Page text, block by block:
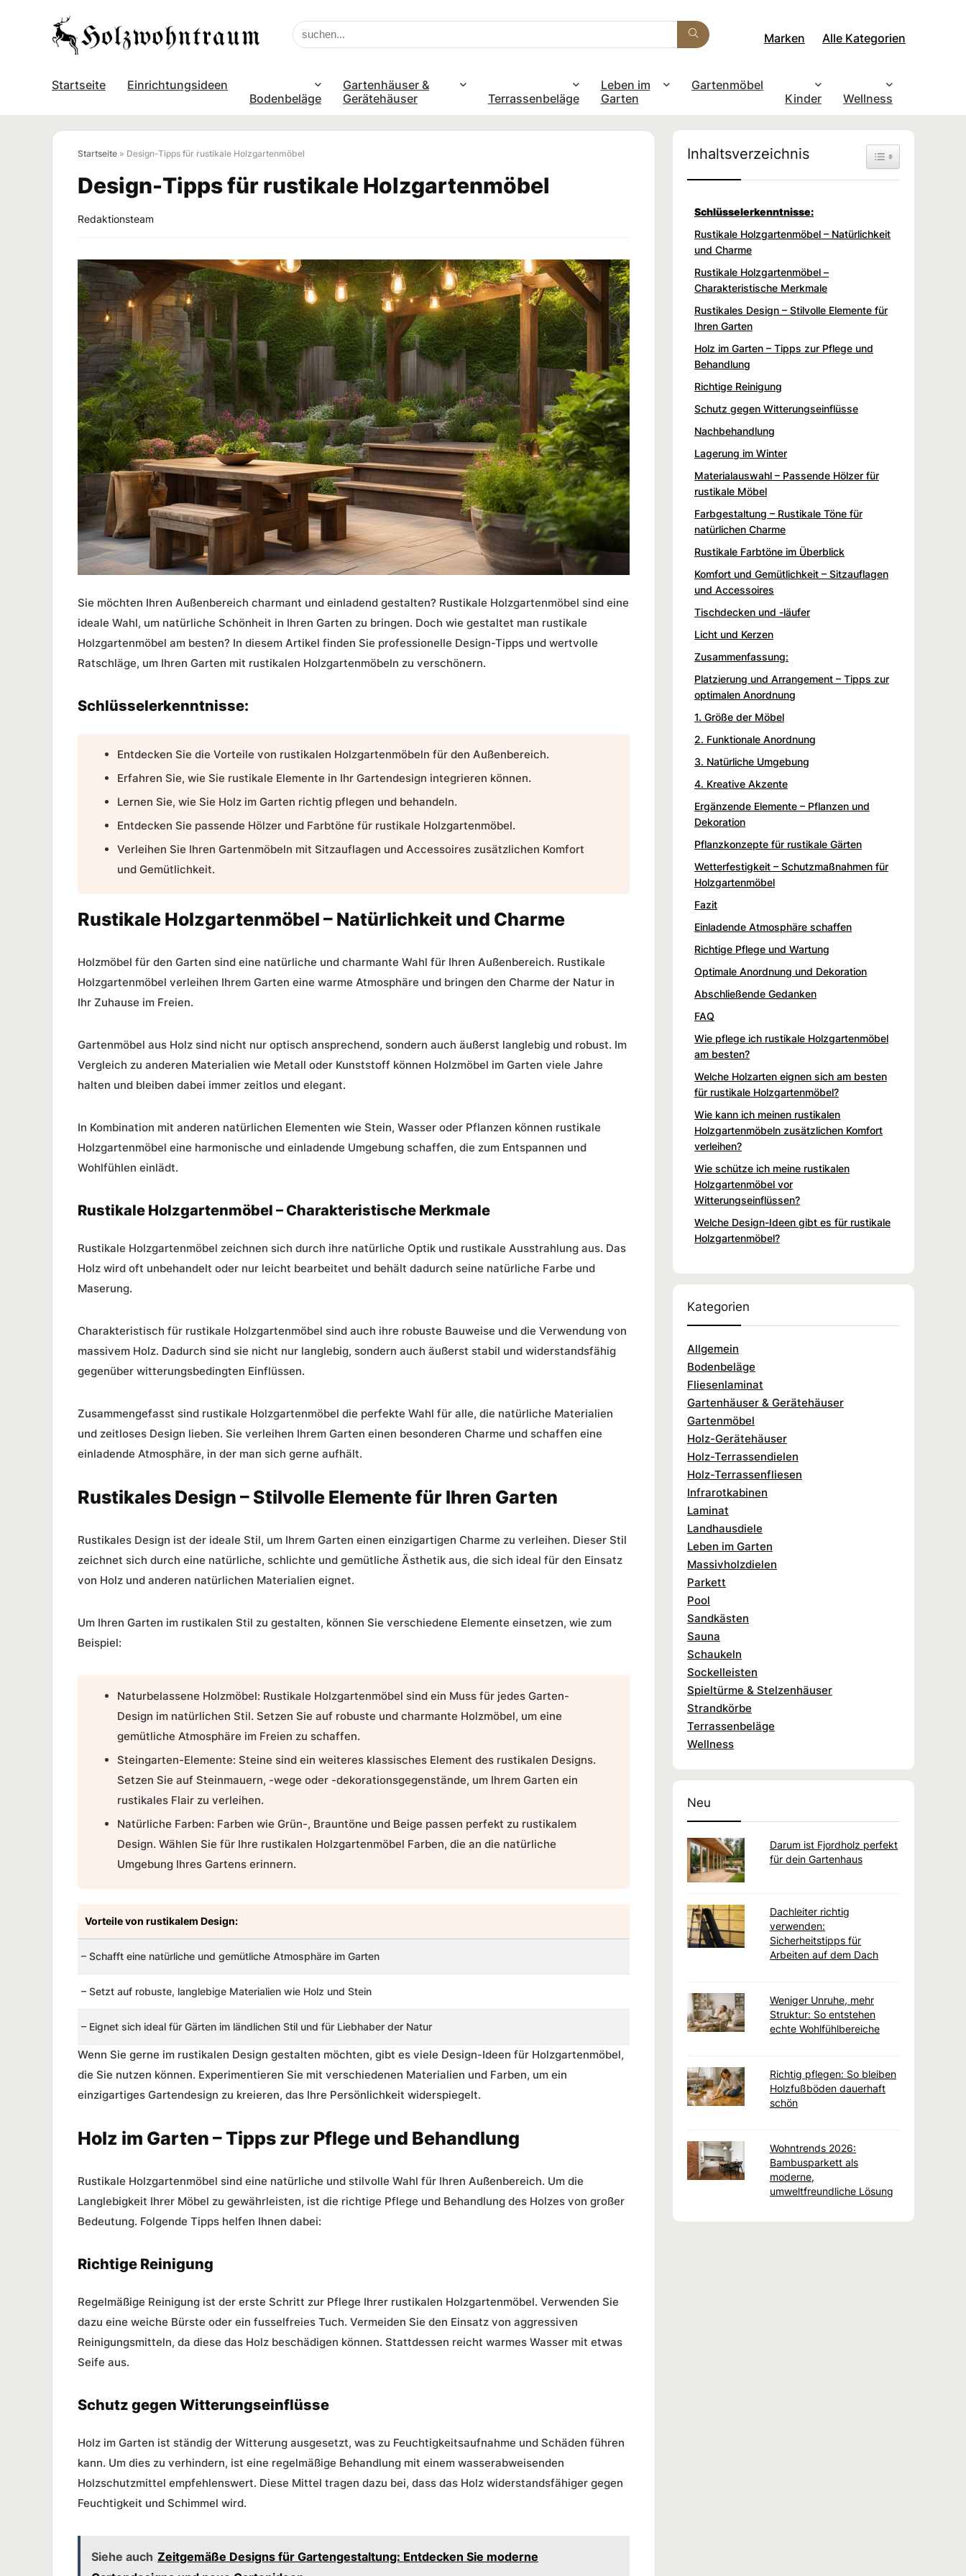
Marken Alle Kategorien
Startseite
Einrichtungsideen
Bodenbeläge
Gartenhäuser &
Gerätehäuser
Terrassenbeläge
Leben im
Garten
Gartenmöbel
Kinder
Wellness
Startseite » Design-Tipps für rustikale Holzgartenmöbel
Design-Tipps für rustikale Holzgartenmöbel
Redaktionsteam
Sie möchten Ihren Außenbereich charmant und einladend gestalten? Rustikale Holzgartenmöbel sind eine
ideale Wahl, um natürliche Schönheit in Ihren Garten zu bringen. Doch wie gestaltet man rustikale
Holzgartenmöbel am besten? In diesem Artikel finden Sie professionelle Design-Tipps und wertvolle
Ratschläge, um Ihren Garten mit rustikalen Holzgartenmöbeln zu verschönern.
Schlüsselerkenntnisse:
Entdecken Sie die Vorteile von rustikalen Holzgartenmöbeln für den Außenbereich.
Erfahren Sie, wie Sie rustikale Elemente in Ihr Gartendesign integrieren können.
Lernen Sie, wie Sie Holz im Garten richtig pflegen und behandeln.
Entdecken Sie passende Hölzer und Farbtöne für rustikale Holzgartenmöbel.
Verleihen Sie Ihren Gartenmöbeln mit Sitzauflagen und Accessoires zusätzlichen Komfort
und Gemütlichkeit.
Rustikale Holzgartenmöbel – Natürlichkeit und Charme
Holzmöbel für den Garten sind eine natürliche und charmante Wahl für Ihren Außenbereich. Rustikale
Holzgartenmöbel verleihen Ihrem Garten eine warme Atmosphäre und bringen den Charme der Natur in
Ihr Zuhause im Freien.
Gartenmöbel aus Holz sind nicht nur optisch ansprechend, sondern auch äußerst langlebig und robust. Im
Vergleich zu anderen Materialien wie Metall oder Kunststoff können Holzmöbel im Garten viele Jahre
halten und bleiben dabei immer zeitlos und elegant.
In Kombination mit anderen natürlichen Elementen wie Stein, Wasser oder Pflanzen können rustikale
Holzgartenmöbel eine harmonische und einladende Umgebung schaffen, die zum Entspannen und
Wohlfühlen einlädt.
Rustikale Holzgartenmöbel – Charakteristische Merkmale
Rustikale Holzgartenmöbel zeichnen sich durch ihre natürliche Optik und rustikale Ausstrahlung aus. Das
Holz wird oft unbehandelt oder nur leicht bearbeitet und behält dadurch seine natürliche Farbe und
Maserung.
Charakteristisch für rustikale Holzgartenmöbel sind auch ihre robuste Bauweise und die Verwendung von
massivem Holz. Dadurch sind sie nicht nur langlebig, sondern auch äußerst stabil und widerstandsfähig
gegenüber witterungsbedingten Einflüssen.
Zusammengefasst sind rustikale Holzgartenmöbel die perfekte Wahl für alle, die natürliche Materialien
und zeitloses Design lieben. Sie verleihen Ihrem Garten einen besonderen Charme und schaffen eine
einladende Atmosphäre, in der man sich gerne aufhält.
Rustikales Design – Stilvolle Elemente für Ihren Garten
Rustikales Design ist der ideale Stil, um Ihrem Garten einen einzigartigen Charme zu verleihen. Dieser Stil
zeichnet sich durch eine natürliche, schlichte und gemütliche Ästhetik aus, die sich ideal für den Einsatz
von Holz und anderen natürlichen Materialien eignet.
Um Ihren Garten im rustikalen Stil zu gestalten, können Sie verschiedene Elemente einsetzen, wie zum
Beispiel:
Naturbelassene Holzmöbel: Rustikale Holzgartenmöbel sind ein Muss für jedes Garten-
Design im natürlichen Stil. Setzen Sie auf robuste und charmante Holzmöbel, um eine
gemütliche Atmosphäre im Freien zu schaffen.
Steingarten-Elemente: Steine sind ein weiteres klassisches Element des rustikalen Designs.
Setzen Sie auf Steinmauern, -wege oder -dekorationsgegenstände, um Ihrem Garten ein
rustikales Flair zu verleihen.
Natürliche Farben: Farben wie Grün-, Brauntöne und Beige passen perfekt zu rustikalem
Design. Wählen Sie für Ihre rustikalen Holzgartenmöbel Farben, die an die natürliche
Umgebung Ihres Gartens erinnern.
Vorteile von rustikalem Design:
– Schafft eine natürliche und gemütliche Atmosphäre im Garten
– Setzt auf robuste, langlebige Materialien wie Holz und Stein
– Eignet sich ideal für Gärten im ländlichen Stil und für Liebhaber der Natur
Wenn Sie gerne im rustikalen Design gestalten möchten, gibt es viele Design-Ideen für Holzgartenmöbel,
die Sie nutzen können. Experimentieren Sie mit verschiedenen Materialien und Farben, um ein
einzigartiges Gartendesign zu kreieren, das Ihre Persönlichkeit widerspiegelt.
Holz im Garten – Tipps zur Pflege und Behandlung
Rustikale Holzgartenmöbel sind eine natürliche und stilvolle Wahl für Ihren Außenbereich. Um die
Langlebigkeit Ihrer Möbel zu gewährleisten, ist die richtige Pflege und Behandlung des Holzes von großer
Bedeutung. Folgende Tipps helfen Ihnen dabei:
Richtige Reinigung
Regelmäßige Reinigung ist der erste Schritt zur Pflege Ihrer rustikalen Holzgartenmöbel. Verwenden Sie
dazu eine weiche Bürste oder ein fusselfreies Tuch. Vermeiden Sie den Einsatz von aggressiven
Reinigungsmitteln, da diese das Holz beschädigen können. Stattdessen reicht warmes Wasser mit etwas
Seife aus.
Schutz gegen Witterungseinflüsse
Holz im Garten ist ständig der Witterung ausgesetzt, was zu Feuchtigkeitsaufnahme und Schäden führen
kann. Um dies zu verhindern, ist eine regelmäßige Behandlung mit einem wasserabweisenden
Holzschutzmittel empfehlenswert. Diese Mittel tragen dazu bei, dass das Holz widerstandsfähiger gegen
Feuchtigkeit und Schimmel wird.
Siehe auch Zeitgemäße Designs für Gartengestaltung: Entdecken Sie moderne
Inhaltsverzeichnis Toggle Table of
Schlüsselerkenntnisse:
Rustikale Holzgartenmöbel – Natürlichkeit
und Charme
Rustikale Holzgartenmöbel –
Charakteristische Merkmale
Rustikales Design – Stilvolle Elemente für
Ihren Garten
Holz im Garten – Tipps zur Pflege und
Behandlung
Richtige Reinigung
Schutz gegen Witterungseinflüsse
Nachbehandlung
Lagerung im Winter
Materialauswahl – Passende Hölzer für
rustikale Möbel
Farbgestaltung – Rustikale Töne für
natürlichen Charme
Rustikale Farbtöne im Überblick
Komfort und Gemütlichkeit – Sitzauflagen
und Accessoires
Tischdecken und -läufer
Licht und Kerzen
Zusammenfassung:
Platzierung und Arrangement – Tipps zur
optimalen Anordnung
1. Größe der Möbel
2. Funktionale Anordnung
3. Natürliche Umgebung
4. Kreative Akzente
Ergänzende Elemente – Pflanzen und
Dekoration
Pflanzkonzepte für rustikale Gärten
Wetterfestigkeit – Schutzmaßnahmen für
Holzgartenmöbel
Fazit
Einladende Atmosphäre schaffen
Richtige Pflege und Wartung
Optimale Anordnung und Dekoration
Abschließende Gedanken
FAQ
Wie pflege ich rustikale Holzgartenmöbel
am besten?
Welche Holzarten eignen sich am besten
für rustikale Holzgartenmöbel?
Wie kann ich meinen rustikalen
Holzgartenmöbeln zusätzlichen Komfort
verleihen?
Wie schütze ich meine rustikalen
Holzgartenmöbel vor
Witterungseinflüssen?
Welche Design-Ideen gibt es für rustikale
Holzgartenmöbel?
Kategorien
Allgemein
Bodenbeläge
Fliesenlaminat
Gartenhäuser & Gerätehäuser
Gartenmöbel
Holz-Gerätehäuser
Holz-Terrassendielen
Holz-Terrassenfliesen
Infrarotkabinen
Laminat
Landhausdiele
Leben im Garten
Massivholzdielen
Parkett
Pool
Sandkästen
Sauna
Schaukeln
Sockelleisten
Spieltürme & Stelzenhäuser
Strandkörbe
Terrassenbeläge
Wellness
Neu
Darum ist Fjordholz perfekt
für dein Gartenhaus
Dachleiter richtig
verwenden:
Sicherheitstipps für
Arbeiten auf dem Dach
Weniger Unruhe, mehr
Struktur: So entstehen
echte Wohlfühlbereiche
Richtig pflegen: So bleiben
Holzfußböden dauerhaft
schön
Wohntrends 2026:
Bambusparkett als
moderne,
umweltfreundliche Lösung